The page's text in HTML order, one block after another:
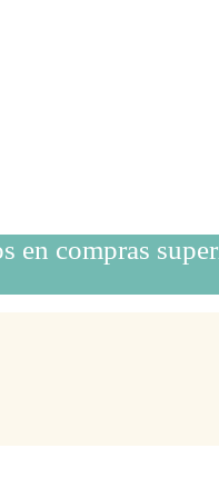
en compras